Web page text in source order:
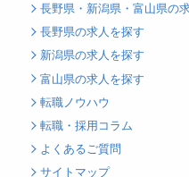
長野県・新潟県・富山県の
長野県の求人を探す
新潟県の求人を探す
富山県の求人を探す
転職ノウハウ
転職・採用コラム
よくあるご質問
サイトマップ